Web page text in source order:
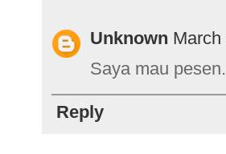
Unknown March
Saya mau
Reply